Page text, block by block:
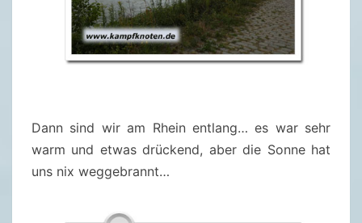
Dann sind wir am Rhein entlang… es war sehr
warm und etwas drückend, aber die Sonne hat
uns nix weggebrannt…